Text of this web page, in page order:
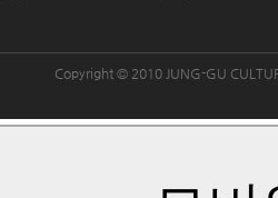
Copyright © 2010 JUNG-GU